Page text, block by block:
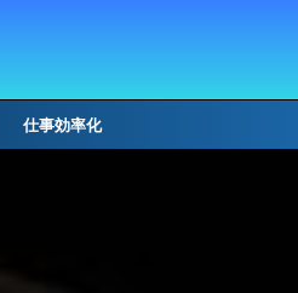
仕事効率化